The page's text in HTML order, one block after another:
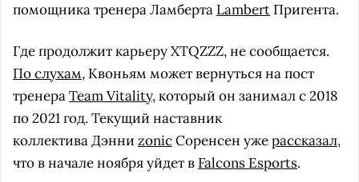
помощника тренера Ламберта Lambert Пригента.
Где продолжит карьеру XTQZZZ, не сообщается.
По слухам, Квоньям может вернуться на пост
тренераTeam Vitality, который он занимал с 2018
по 2021 год. Текущий наставник
коллектива Дэнни zonicСоренсен ужерассказал,
что в начале ноября уйдет в Falcons Esports.